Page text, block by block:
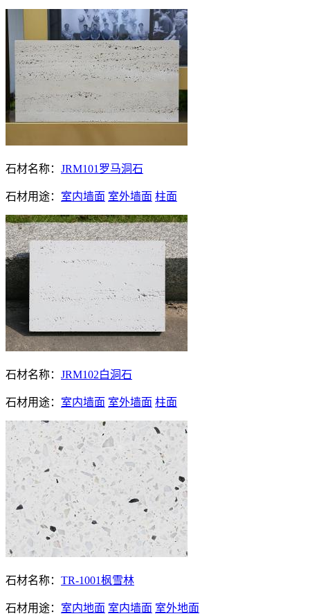
石材名称： JRM101罗马洞石
石材用途： 室内墙面 室外墙面 柱面
石材名称： JRM102白洞石
石材用途： 室内墙面 室外墙面 柱面
石材名称： TR-1001枫雪林
石材用途： 室内地面 室内墙面 室外地面